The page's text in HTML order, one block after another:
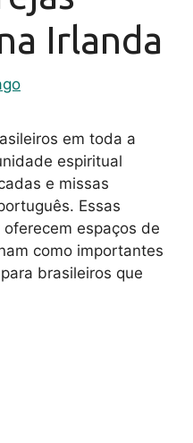
Irlanda
em toda a
espiritual
e missas
Essas
espaços de
como importantes
brasileiros que